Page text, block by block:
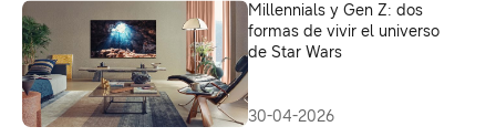
Millennials y Gen Z: dos
formas de vivir el universo
de Star Wars
30-04-2026